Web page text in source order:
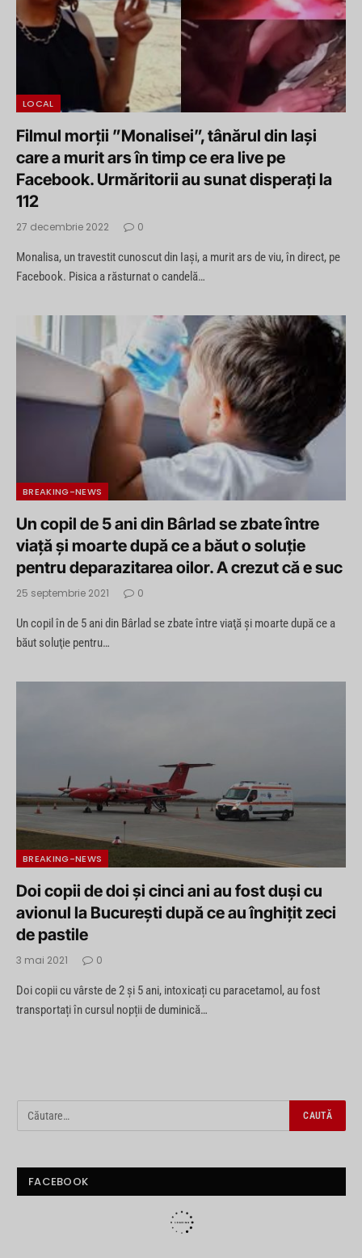
LOCAL
Filmul morții ”Monalisei”, tânărul din Iași
care a murit ars în timp ce era live pe
Facebook. Urmăritorii au sunat disperați la
112
27 decembrie 2022 0
Monalisa, un travestit cunoscut din Iaşi, a murit ars de viu, în direct, pe
Facebook. Pisica a răsturnat o candelă…
BREAKING-NEWS
Un copil de 5 ani din Bârlad se zbate între
viaţă şi moarte după ce a băut o soluţie
pentru deparazitarea oilor. A crezut că e suc
25 septembrie 2021 0
Un copil în de 5 ani din Bârlad se zbate între viaţă şi moarte după ce a
băut soluţie pentru…
BREAKING-NEWS
Doi copii de doi și cinci ani au fost duși cu
avionul la București după ce au înghițit zeci
de pastile
3 mai 2021 0
Doi copii cu vârste de 2 și 5 ani, intoxicați cu paracetamol, au fost
transportați în cursul nopții de duminică…
FACEBOOK